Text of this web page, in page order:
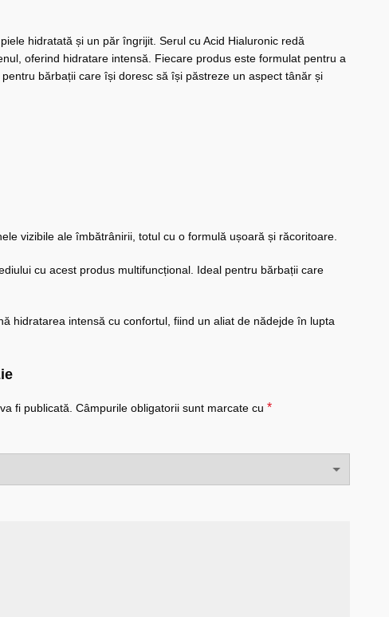
hidratată și un păr îngrijit. Serul cu Acid Hialuronic redă
oferind hidratare intensă. Fiecare produs este formulat pentru a
bărbații care își doresc să își păstreze un aspect tânăr și
vizibile ale îmbătrânirii, totul cu o formulă ușoară și răcoritoare.
cu acest produs multifuncțional. Ideal pentru bărbații care
hidratarea intensă cu confortul, fiind un aliat de nădejde în lupta
fi publicată. Câmpurile obligatorii sunt marcate cu *